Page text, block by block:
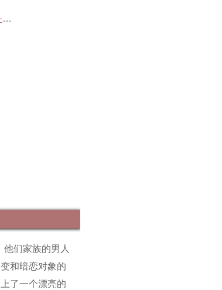
们家族的男人
和暗恋对象的
了一个漂亮的